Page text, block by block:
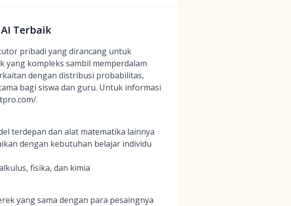
Terbaik
pribadi yang dirancang untuk
yang kompleks sambil memperdalam
dengan distribusi probabilitas,
bagi siswa dan guru. Untuk informasi
.
terdepan dan alat matematika lainnya
dengan kebutuhan belajar individu
fisika, dan kimia
yang sama dengan para pesaingnya